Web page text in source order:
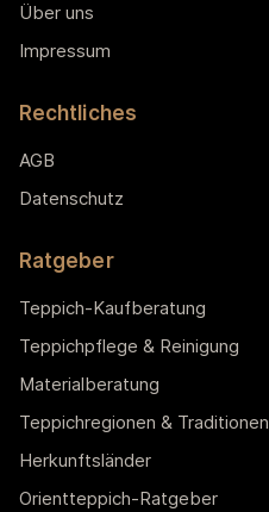
Über uns
Impressum
Rechtliches
AGB
Datenschutz
Ratgeber
Teppich-Kaufberatung
Teppichpflege & Reinigung
Materialberatung
Teppichregionen & Traditionen
Herkunftsländer
Orientteppich-Ratgeber